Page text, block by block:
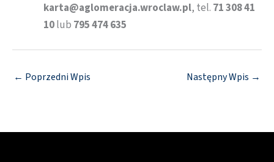
karta@aglomeracja.wroclaw.pl, tel. 71 308 41
10lub 795 474 635
← Poprzedni Wpis Następny Wpis →